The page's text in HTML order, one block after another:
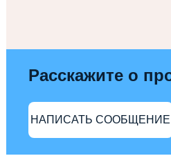
Расскажите о
НАПИСАТЬ СООБЩЕНИЕ